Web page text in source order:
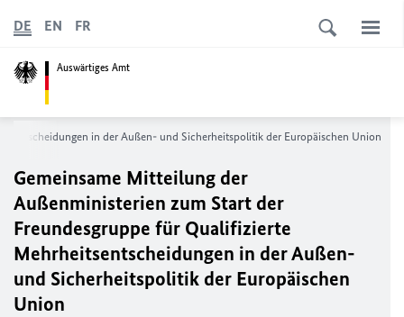
Auswärtiges Amt
DE EN FR
in der Außen- und Sicherheitspolitik der Europäischen Union
Gemeinsame Mitteilung der
Außenministerien zum Start der
Freundesgruppe für Qualifizierte
Mehrheitsentscheidungen in der Außen-
und Sicherheitspolitik der Europäischen
Union